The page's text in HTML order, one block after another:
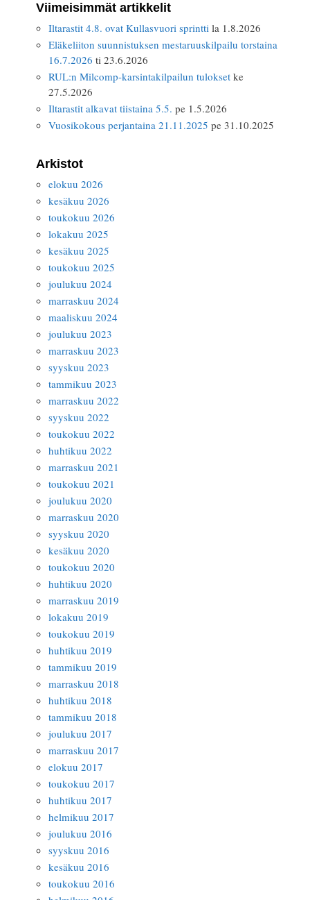
Viimeisimmät artikkelit
Iltarastit 4.8. ovat Kullasvuori sprintti la 1.8.2026
Eläkeliiton suunnistuksen mestaruuskilpailu torstaina
16.7.2026 ti 23.6.2026
RUL:n Milcomp-karsintakilpailun tulokset ke
27.5.2026
Iltarastit alkavat tiistaina 5.5. pe 1.5.2026
Vuosikokous perjantaina 21.11.2025 pe 31.10.2025
Arkistot
elokuu 2026
kesäkuu 2026
toukokuu 2026
lokakuu 2025
kesäkuu 2025
toukokuu 2025
joulukuu 2024
marraskuu 2024
maaliskuu 2024
joulukuu 2023
marraskuu 2023
syyskuu 2023
tammikuu 2023
marraskuu 2022
syyskuu 2022
toukokuu 2022
huhtikuu 2022
marraskuu 2021
toukokuu 2021
joulukuu 2020
marraskuu 2020
syyskuu 2020
kesäkuu 2020
toukokuu 2020
huhtikuu 2020
marraskuu 2019
lokakuu 2019
toukokuu 2019
huhtikuu 2019
tammikuu 2019
marraskuu 2018
huhtikuu 2018
tammikuu 2018
joulukuu 2017
marraskuu 2017
elokuu 2017
toukokuu 2017
huhtikuu 2017
helmikuu 2017
joulukuu 2016
syyskuu 2016
kesäkuu 2016
toukokuu 2016